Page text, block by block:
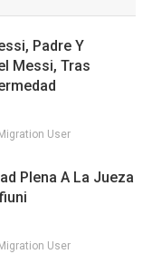
Padre Y
Messi, Tras
User
Plena A La Jueza
User